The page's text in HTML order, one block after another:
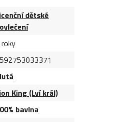
dětské
King (Lví král)
bavlna